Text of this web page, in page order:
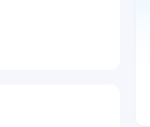
营销、精益
业影响力和